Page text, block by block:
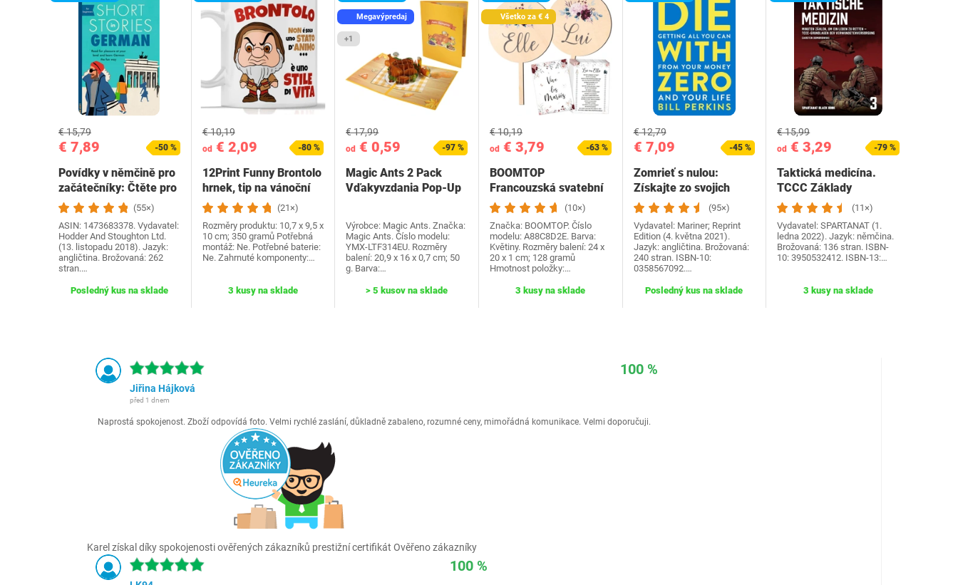
€ 7,89
€ 15,79
-50 %
Povídky v němčině pro
začátečníky: Čtěte pro
radost na své…(55×)
ASIN: 1473683378. Vydavatel:
Hodder And Stoughton Ltd.
(13. listopadu 2018). Jazyk:
angličtina. Brožovaná: 262
stran.…
Posledný kus na sklade
od€ 2,09
€ 10,19
-80 %
12Print Funny Brontolo
hrnek, tip na vánoční
dárek a…
(21×)
Rozměry produktu: 10,7 x 9,5 x
10 cm; 350 gramů Potřebná
montáž: Ne. Potřebné baterie:
Ne. Zahrnuté komponenty:…
3 kusy na sklade
Megavýpredaj
+1
od € 0,59
€ 17,99
-97 %
Magic Ants 2 Pack
Vďakyvzdania Pop-Up
Výrobce: Magic Ants. Značka:
Magic Ants. Číslo modelu:
YMX-LTF314EU. Rozměry
balení: 20,9 x 16 x 0,7 cm; 50
g. Barva:…
> 5 kusov na sklade
Všetko za € 4
od€ 3,79
€ 10,19
-63 %
BOOMTOP
Francouzská svatební
hra Dřevěná cedulka a
kvízové…
(10×)
Značka: BOOMTOP. Číslo
modelu: A88C8D2E. Barva:
Květiny. Rozměry balení: 24 x
20 x 1 cm; 128 gramů
Hmotnost položky:…
3 kusy na sklade
€ 7,09
€ 12,79
-45 %
Zomrieť s nulou:
Získajte zo svojich
peňazí a života…(95×)
Vydavatel: Mariner; Reprint
Edition (4. května 2021).
Jazyk: angličtina. Brožovaná:
240 stran. ISBN-10:
0358567092.…
Posledný kus na sklade
od € 3,29
€ 15,99
-79 %
Taktická medicína.
TCCC Základy
starostlivosti o
zranených…
(11×)
Vydavatel: SPARTANAT (1.
ledna 2022). Jazyk: němčina.
Brožovaná: 136 stran. ISBN-
10: 3950532412. ISBN-13:…
3 kusy na sklade
100 %
Jiřina Hájková
před 1 dnem
Naprostá spokojenost. Zboží odpovídá foto. Velmi rychlé zaslání, důkladně zabaleno, rozumné ceny, mimořádná komunikace. Velmi doporučuji.
Karel získal díky spokojenosti ověřených zákazníků prestižní certifikát Ověřeno zákazníky
100 %